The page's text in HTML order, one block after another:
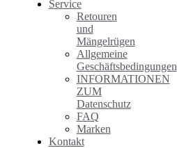
Service
Retouren
und
Mängelrügen
Allgemeine
Geschäftsbedingungen
INFORMATIONEN
ZUM
Datenschutz
FAQ
Marken
Kontakt